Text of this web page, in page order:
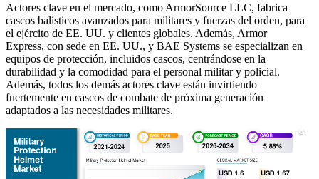
Actores clave en el mercado, como ArmorSource LLC, fabrica
cascos balísticos avanzados para militares y fuerzas del orden, para
el ejército de EE. UU. y clientes globales. Además, Armor
Express, con sede en EE. UU., y BAE Systems se especializan en
equipos de protección, incluidos cascos, centrándose en la
durabilidad y la comodidad para el personal militar y policial.
Además, todos los demás actores clave están invirtiendo
fuertemente en cascos de combate de próxima generación
adaptados a las necesidades militares.